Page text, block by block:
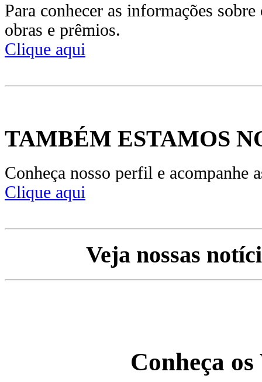
Para conhecer as informações
obras e prêmios.
Clique aqui
TAMBÉM ESTAMOS
Conheça nosso perfil e acompanhe
Clique aqui
Veja nossas
Conheça